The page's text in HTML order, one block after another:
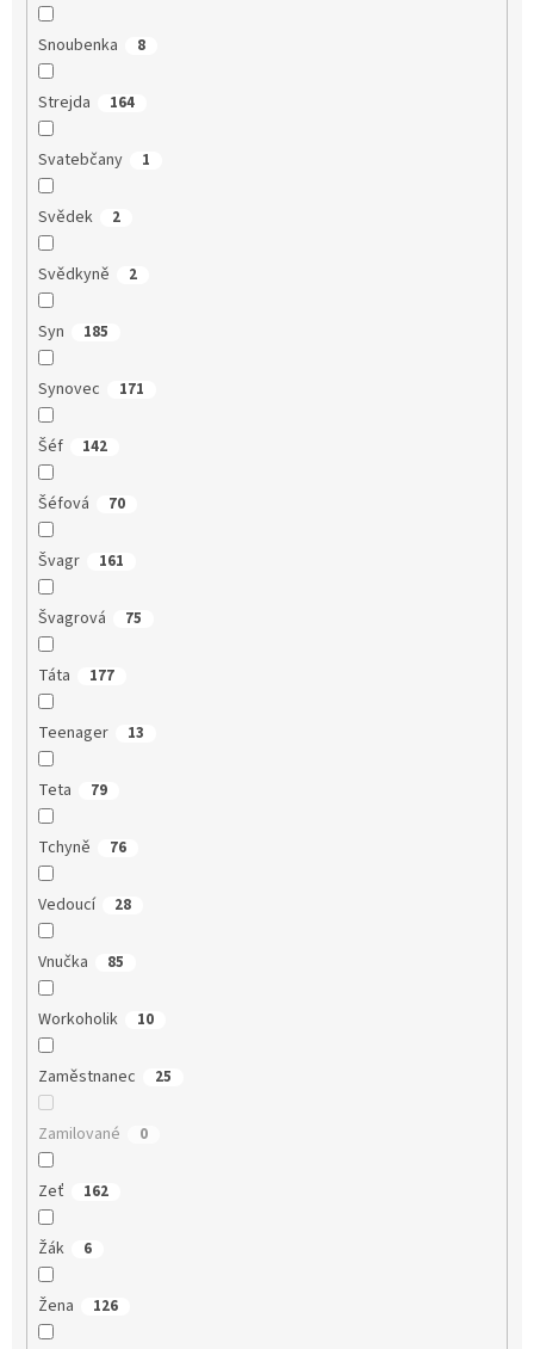
Snoubenka 8
Strejda 164
Svatebčany 1
Svědek 2
Svědkyně 2
Syn 185
Synovec 171
Šéf 142
Šéfová 70
Švagr 161
Švagrová 75
Táta 177
Teenager 13
Teta 79
Tchyně 76
Vedoucí 28
Vnučka 85
Workoholik 10
Zaměstnanec 25
Zamilované 0
Zeť 162
Žák 6
Žena 126